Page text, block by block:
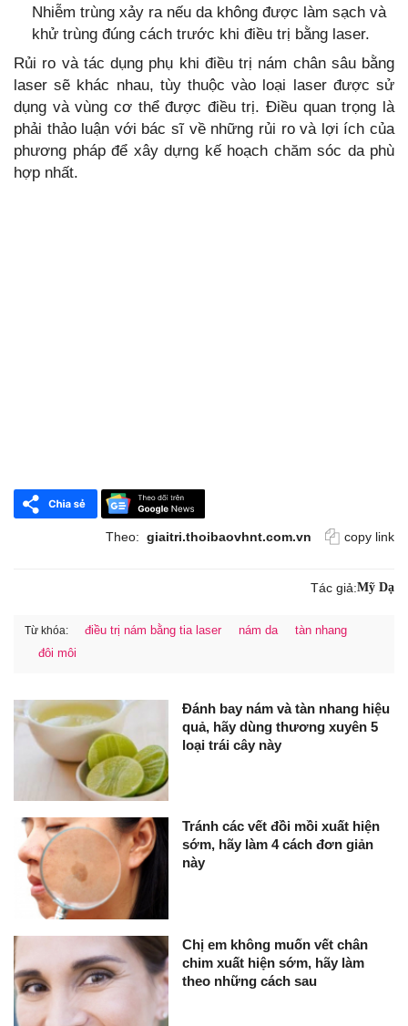
Nhiễm trùng xảy ra nếu da không được làm sạch và
khử trùng đúng cách trước khi điều trị bằng laser.
Rủi ro và tác dụng phụ khi điều trị nám chân sâu bằng
laser sẽ khác nhau, tùy thuộc vào loại laser được sử
dụng và vùng cơ thể được điều trị. Điều quan trọng là
phải thảo luận với bác sĩ về những rủi ro và lợi ích của
phương pháp để xây dựng kế hoạch chăm sóc da phù
hợp nhất.
Theo: giaitri.thoibaovhnt.com.vn copy link
Tác giả:Mỹ Dạ
Từ khóa: điều trị nám bằng tia laser nám da
tàn nhang
đôi môi
Đánh bay nám và tàn nhang hiệu
quả, hãy dùng thương xuyên 5
loại trái cây này
Tránh các vết đồi mồi xuất hiện
sớm, hãy làm 4 cách đơn giản
này
Chị em không muốn vết chân
chim xuất hiện sớm, hãy làm
theo những cách sau